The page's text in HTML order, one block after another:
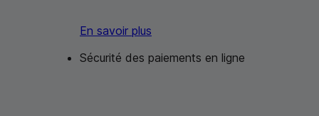
En savoir plus
Sécurité des paiements en ligne